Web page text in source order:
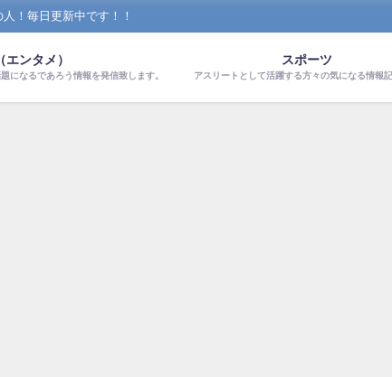
！毎日更新中です！！
エンタメ）
になるであろう情報を発信致します。
スポーツ
アスリートとして活躍する方々の気になる情報